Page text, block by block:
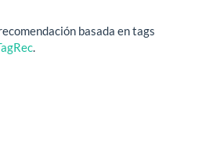
basada en tags